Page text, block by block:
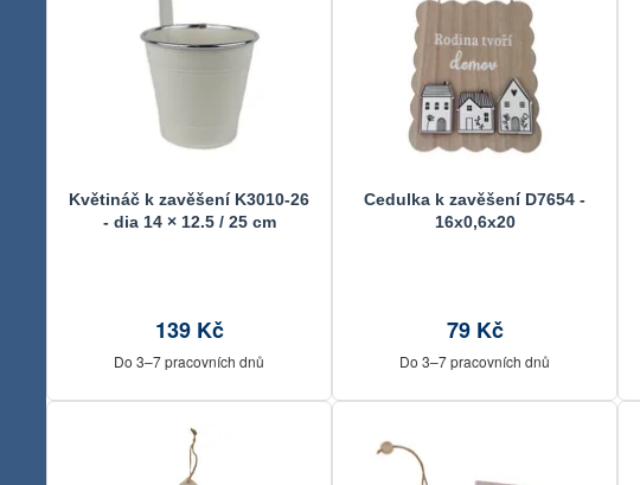
Květináč k zavěšení K3010-26
- dia 14 × 12.5 / 25 cm
139 Kč
Do 3–7 pracovních dnů
Cedulka k zavěšení D7654 -
16x0,6x20
79 Kč
Do 3–7 pracovních dnů